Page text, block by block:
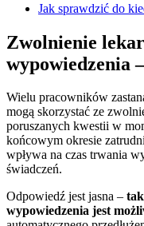
Jak sprawdzić do
Zwolnienie
wypowiedzenia
Wielu pracowników
mogą skorzystać ze
poruszanych kwestii w
końcowym okresie
wpływa na czas trwania
świadczeń.
Odpowiedź jest jasna –
wypowiedzenia jest